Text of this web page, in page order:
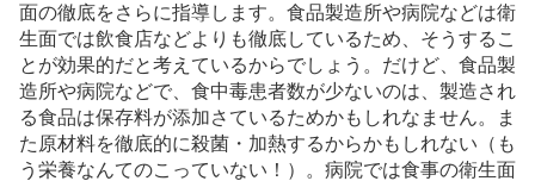
面の徹底をさらに指導します。食品製造所や病院などは衛
生面では飲食店などよりも徹底しているため、そうするこ
とが効果的だと考えているからでしょう。だけど、食品製
造所や病院などで、食中毒患者数が少ないのは、製造され
る食品は保存料が添加さているためかもしれなません。ま
た原材料を徹底的に殺菌・加熱するからかもしれない（も
う栄養なんてのこっていない！）。病院では食事の衛生面